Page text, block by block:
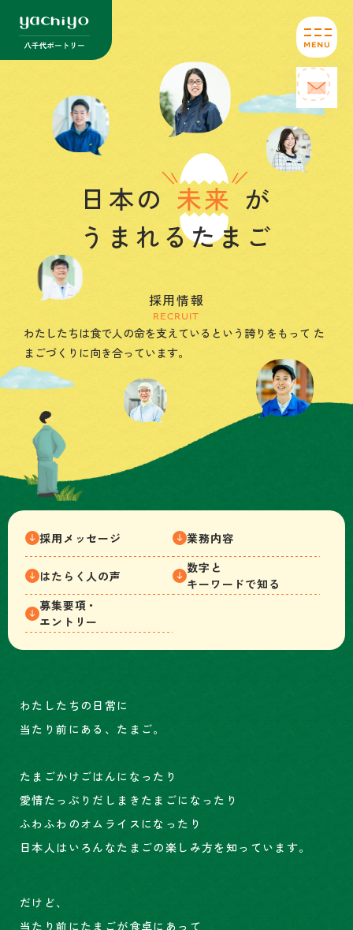
日本の 未来 が
うまれるたまご
採用情報
RECRUIT
わたしたちは食で人の命を支えているという誇りをもって た
まごづくりに向き合っています。
採用メッセージ 業務内容
はたらく人の声
数字と
キーワードで知る
募集要項・
エントリー
わたしたちの日常に
当たり前にある、たまご。
たまごかけごはんになったり
愛情たっぷりだしまきたまごになったり
ふわふわのオムライスになったり
日本人はいろんなたまごの楽しみ方を知っています。
だけど、
当たり前にたまごが食卓にあって
業務内容
はたらく人の声
数字とキーワードで知る
募集要項・エントリー